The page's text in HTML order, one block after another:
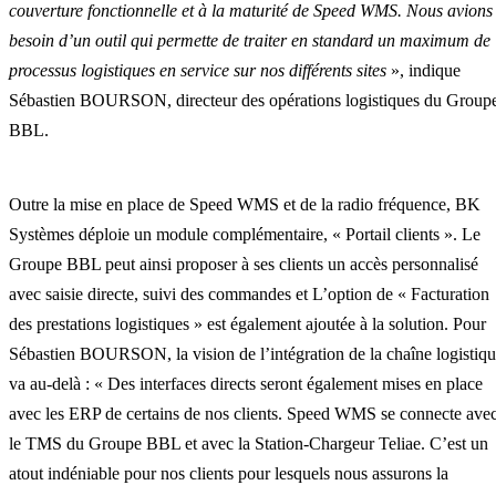
couverture fonctionnelle et à la maturité de Speed WMS. Nous avions
besoin d’un outil qui permette de traiter en standard un maximum de
processus logistiques en service sur nos différents sites », indique
Sébastien BOURSON, directeur des opérations logistiques du
BBL.
Outre la mise en place de Speed WMS et de la radio fréquence, BK
Systèmes déploie un module complémentaire, « Portail clients ». Le
Groupe BBL peut ainsi proposer à ses clients un accès personnalisé
avec saisie directe, suivi des commandes et L’option de « Facturation
des prestations logistiques » est également ajoutée à la solution. Pour
Sébastien BOURSON, la vision de l’intégration de la chaîne
va au-delà : « Des interfaces directs seront également mises en place
avec les ERP de certains de nos clients. Speed WMS se connecte
le TMS du Groupe BBL et avec la Station-Chargeur Teliae. C’est un
atout indéniable pour nos clients pour lesquels nous assurons la